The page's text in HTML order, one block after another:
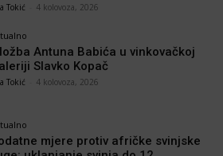
Tokić 4 kolovoza, 2026
Antuna Babića u vinkovačkoj
Slavko Kopač
Tokić 4 kolovoza, 2026
mjere protiv afričke svinjske